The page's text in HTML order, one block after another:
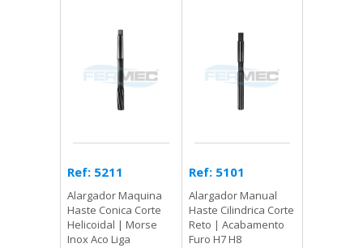
Ref: 5211
Alargador Maquina
Haste Conica Corte
Helicoidal | Morse
Inox Aco Liga
Ref: 5101
Alargador Manual
Haste Cilindrica Corte
Reto | Acabamento
Furo H7 H8